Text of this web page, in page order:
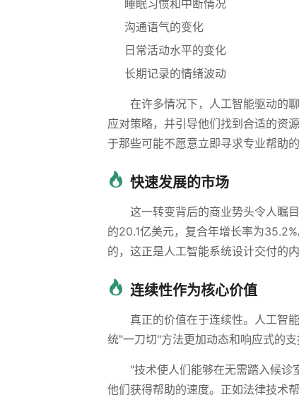
睡眠习惯和中断情况
沟通语气的变化
日常活动水平的变化
长期记录的情绪波动
在许多情况下，人工智能驱动的
应对策略，并引导他们找到合适的资
于那些可能不愿意立即寻求专业帮助的
快速发展的市场
这一转变背后的商业势头令人瞩
的20.1亿美元，复合年增长率为
的，这正是人工智能系统设计交付的内
连续性作为核心价值
真正的价值在于连续性。人工智
统"一刀切"方法更加动态和响应式的支
"技术使人们能够在无需踏入候诊
他们获得帮助的速度。正如法律技术